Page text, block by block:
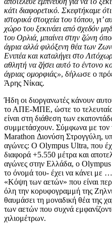
κάτι διαφορετικό. Σκεφτήκαμε
ιστορικά στοιχεία του τόπου, γι’
χώρο του ξεκινάει από σχεδόν
του Ορλιά, μπαίνει στην ζώνη
άγρια αλλά φιλόξενη θέα των
Ενιπέα και καταλήγει στο
αθλητή να ζήσει αυτό το έντονο
άγριας ομορφιάς», δήλωσε ο
Άρης Νίκας.
Ήδη οι διοργανωτές κάνουν
το ΑΠΕ-ΜΠΕ, ώστε το τελευταίο
είναι στη διάθεση των
συμμετάσχουν. Σύμφωνα με τον
Marathon Διονύση Στρογγύλη,
αγώνες: Ο Olympus Ultra, που
διαφορά +5.550 μέτρα και
αγώνες στην Ελλάδα, ο
το όνομά του- έχει να κάνει με
«Κόψη των αετών» που είναι
όλη την κορυφογραμμή της
θαυμάσει τη μοναδική θέα της
των αετών που συχνά
χιλιομέτρων.